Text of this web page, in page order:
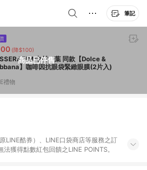
筆記
商品已停售
(降$100)
中村一葉 同款【Dolce &
】咖啡因抗眼袋緊緻眼膜(2片入)
禮物
LINE酷券）、LINE口袋商店等服務之訂
獲得點數紅包回饋之LINE POINTS。